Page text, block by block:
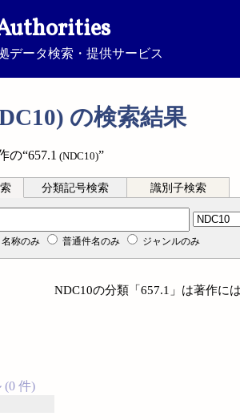
データ検索・提供サービス
の検索結果
の“657.1 (NDC10)”
分類記号検索 識別子検索
名称のみ 普通件名のみ ジャンルのみ
(0 件)
NDC10の分類「657.1」は著作に